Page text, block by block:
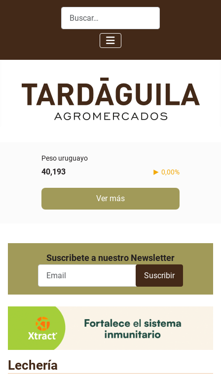
Buscar
Peso uruguayo
40,193 0,00%
Ver más
Suscribete a nuestro Newsletter
Lechería